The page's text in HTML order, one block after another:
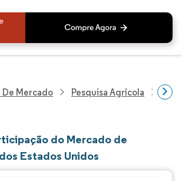
De Mercado Pesquisa Agrícola
do Mercado de
Estados Unidos